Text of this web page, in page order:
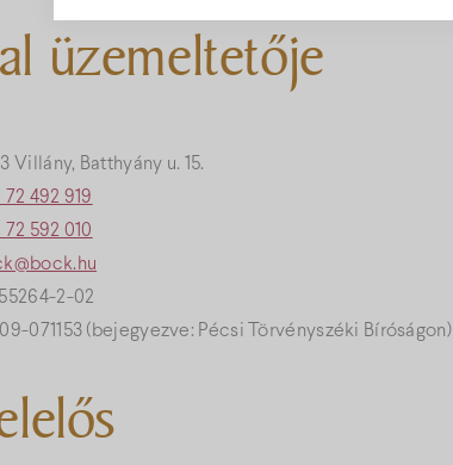
üzemeltetője
Villány, Batthyány u. 15.
72 492 919
72 592 010
2-02
071153 (bejegyezve: Pécsi Törvényszéki Bíróságon)
+36 72 492 919